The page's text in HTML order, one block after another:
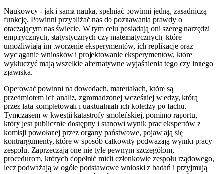
Naukowcy - jak i sama nauka, spełniać powinni jedną, zasadniczą
funkcję. Powinni przybliżać nas do poznawania prawdy o
otaczającym nas świecie. W tym celu posiadają oni szereg narzędzi
empirycznych, statystycznych czy matematycznych, które
umożliwiają im tworzenie eksperymentów, ich replikacje oraz
wyciąganie wniosków i projektowanie eksperymentów, które
wykluczyć mają wszelkie alternatywne wyjaśnienia tego czy innego
zjawiska.
Operować powinni na dowodach, materiałach, które są
przedmiotem ich analiz, zgromadzonej wcześniej wiedzy, którą
przez lata kompletowali i uaktualniali ich koledzy po fachu.
Tymczasem w kwestii katastrofy smoleńskiej, pomimo raportu,
który jest publicznie dostępny i stanowi wynik prac ekspertów z
komisji powołanej przez organy państwowe, pojawiają się
kontrargumenty, które w sposób całkowity podważają wyniki pracy
zespołu. Zaprzeczają one nie tyle pewnym szczegółom,
procedurom, których dopełnić mieli członkowie zespołu rządowego,
lecz podważają w ogóle podstawowe wnioski z badań i przyjmują